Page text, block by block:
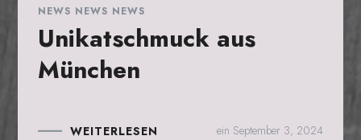
NEWS NEWS NEWS
Unikatschmuck aus
München
WEITERLESEN ein September 3, 2024